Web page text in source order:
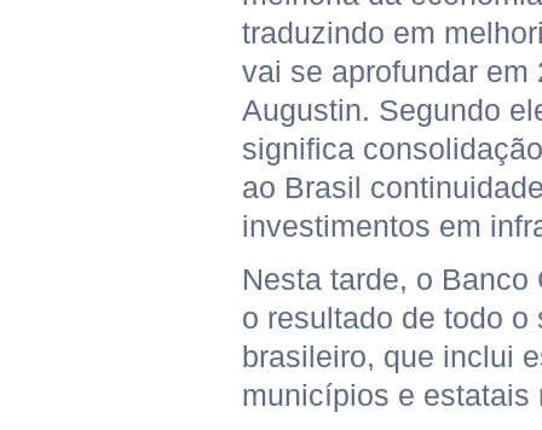
traduzindo em
vai se aprofundar em
Augustin. Segundo
significa
ao Brasil
investimentos em
Nesta tarde, o Banco
o resultado de todo o
brasileiro, que inclui
municípios e estatais